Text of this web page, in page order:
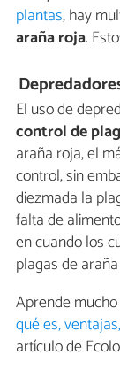
plantas, hay
araña roja.
El uso de
control de
araña roja, el
control, sin
diezmada la
falta de
en cuando los
plagas de
Aprende
qué es,
artículo de